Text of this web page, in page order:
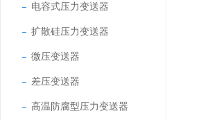
电容式压力变送器
扩散硅压力变送器
微压变送器
差压变送器
高温防腐型压力变送器